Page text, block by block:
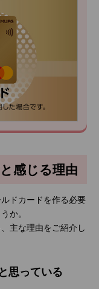
感じる理由
ドカードを作る必要
か。
主な理由をご紹介し
思っている